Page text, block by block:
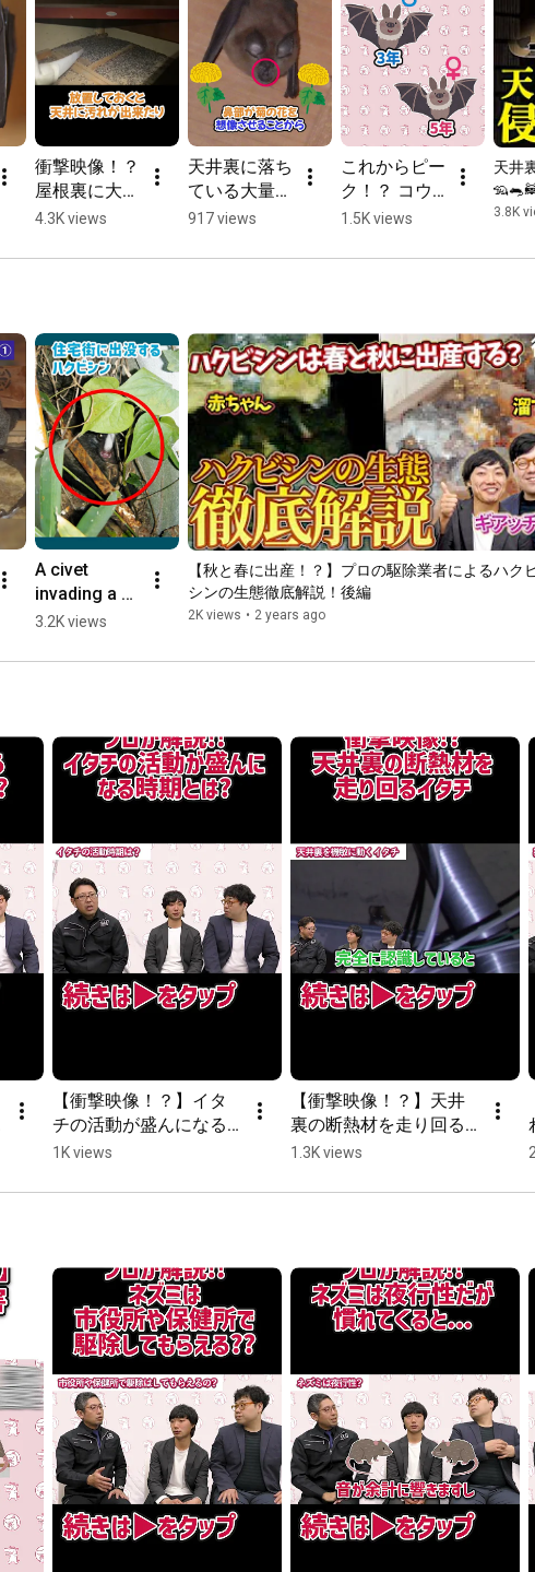
経験豊富で人柄も良くとても話しやすいので安心です🎵
╭━━━━━━━━━━━━━╮
ご相談お見積り現地調査まで無料😊
些細な事でもお気軽にご相談ください
╰━━━━━━ｖ━━━━━━╯
https://kujyo-zaurus.com/?utm_source=...
☎️お電話でご相談
https://kujyo-zaurus.com/mail/?utm_so... よりメール送信
https://lin.ee/ZBmXns9
TV番組多数出演！
害獣・害虫駆除なら【駆除ザウルス】
◇━━━━━━━━━━━━━━◇
★駆除ザウルスが選ばれる理由★
・ご相談お見積り現地調査無料
・最長10年間の再発保証制度
・テレビ・メディア出演多数
・国家資格含む有資格者多数在籍
・市役所からの駆除依頼も多数担当
庫県・宮城県）
・東北～九州にかけて幅広い対応エリア
◇━━━━━━━━━━━━━━◇
https://www.tiktok.com/@aaa_alliance?...
https://twitter.com/aaa_alliance
https://www.instagram.com/kujyo_zauru...
#ハクビシン
#ハクビシン対策
衝撃映像！？
屋根裏に大量
のコウモリの
4.3K views
天井裏に落ち
ている大量の
フン一体誰の
917 views
これからピー
ク！？ コウ
モリの繁殖時
1.5K views
天井
3.8K
A civet
invading a
residential
#Exterminati
3.2K views
【秋と春に出産！？】プロの駆除業者によるハク
シンの生態徹底解説！後編
2K views • 2 years ago
【衝撃映像！？】イタ
チの活動が盛んになる
時期とは！？
1K views
【衝撃映像！？】天井
裏の断熱材を走り回る
イタチ！！
1.3K views